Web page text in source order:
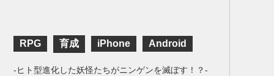
RPG 育成 iPhone Android
-ヒト型進化した妖怪たちがニンゲンを滅ぼす！？-